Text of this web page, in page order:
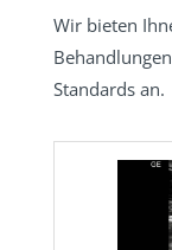
Wir bieten
Standards an.